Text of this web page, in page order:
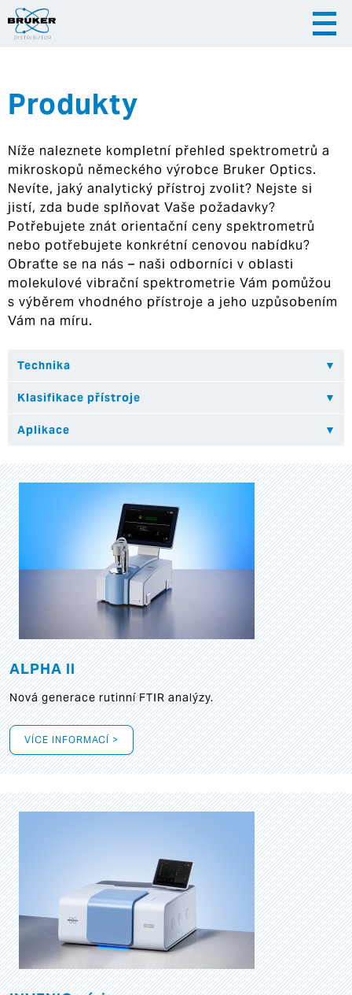
|
Hrvatska
Produkty
Níže naleznete kompletní přehled spektrometrů a
mikroskopů německého výrobce Bruker Optics.
Nevíte, jaký analytický přístroj zvolit? Nejste si
jistí, zda bude splňovat Vaše požadavky?
Potřebujete znát orientační ceny spektrometrů
nebo potřebujete konkrétní cenovou nabídku?
Obraťte se na nás – naši odborníci v oblasti
molekulové vibrační spektrometrie Vám pomůžou
s výběrem vhodného přístroje a jeho uzpůsobením
Vám na míru.
ALPHA II
Nová generace rutinní FTIR analýzy.
VÍCE INFORMACÍ >